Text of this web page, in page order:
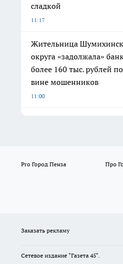
сладкой
11:17
Жительница
округа «задолжала»
более 160 тыс. рублей по
вине мошенников
11:00
Pro Город Пенза Про
Заказать рекламу
Сетевое издание "Газета 45".